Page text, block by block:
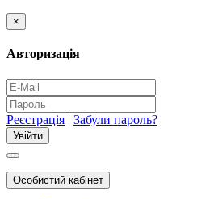
×
Авторизація
Реєстрація | Забули пароль?
Особистий кабінет